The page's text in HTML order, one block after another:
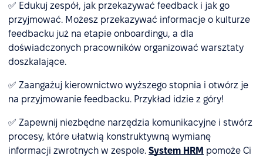
✅ Edukuj zespół, jak przekazywać feedback i jak go
przyjmować. Możesz przekazywać informacje o kulturze
feedbacku już na etapie onboardingu, a dla
doświadczonych pracowników organizować warsztaty
doszkalające.
✅ Zaangażuj kierownictwo wyższego stopnia i otwórz je
na przyjmowanie feedbacku. Przykład idzie z góry!
✅ Zapewnij niezbędne narzędzia komunikacyjne i stwórz
procesy, które ułatwią konstruktywną wymianę
informacji zwrotnych w zespole. System HRM pomoże Ci